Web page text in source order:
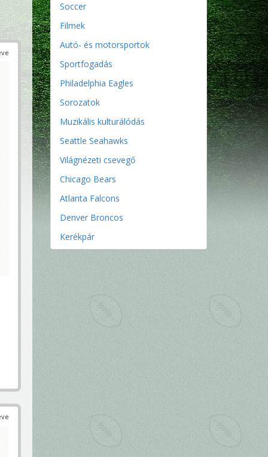
Soccer
Filmek
Autó- és motorsportok
Sportfogadás
Philadelphia Eagles
Sorozatok
Muzikális kulturálódás
Seattle Seahawks
Világnézeti csevegő
Chicago Bears
Atlanta Falcons
Denver Broncos
Kerékpár